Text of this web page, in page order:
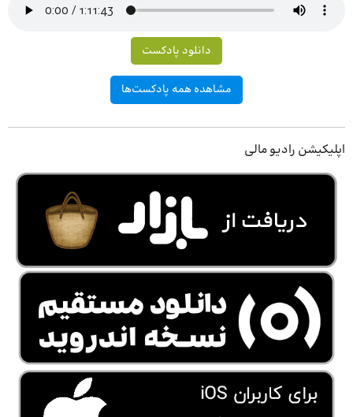
دانلود پادکست
مشاهده همه پادکست‌ها
اپلیکیشن رادیو مالی